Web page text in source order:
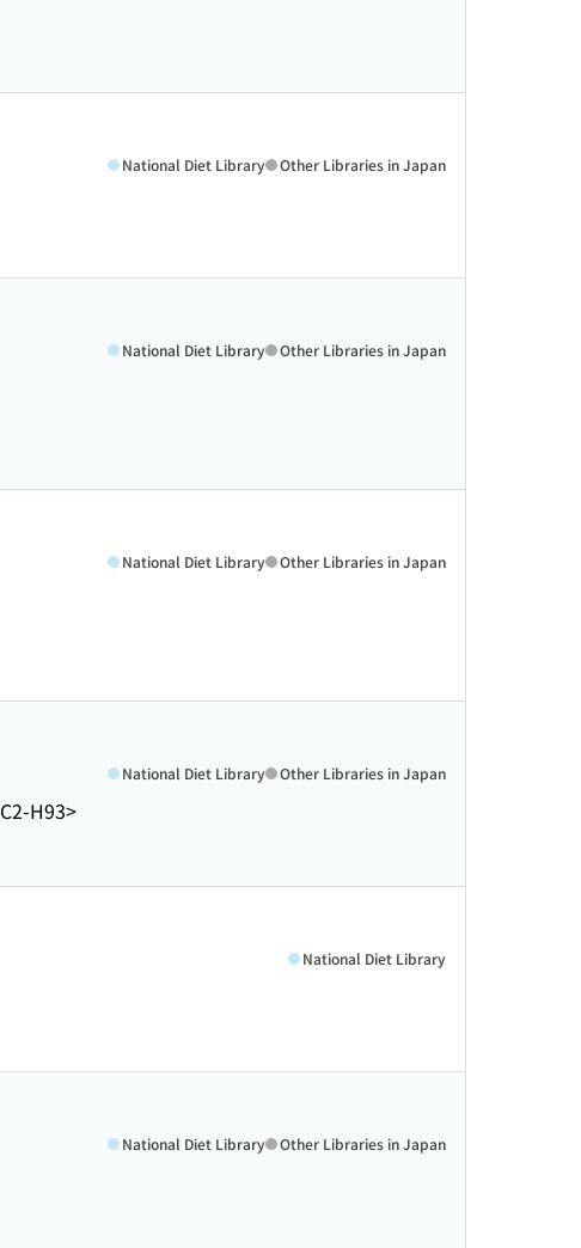
National Diet Library Other Libraries in Japan
National Diet Library Other Libraries in Japan
National Diet Library Other Libraries in Japan
H93>
National Diet Library Other Libraries in Japan
National Diet Library
National Diet Library Other Libraries in Japan